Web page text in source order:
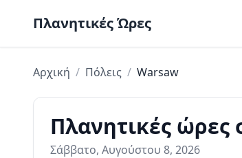
Πλανητικές Ώρες
Αρχική / Πόλεις / Warsaw
Πλανητικές
Σάββατο, Αυγούστου 8, 2026